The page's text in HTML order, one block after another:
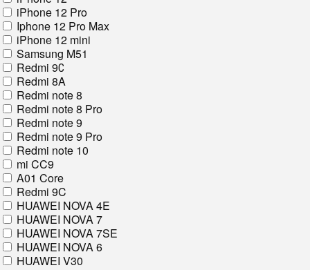
iPhone 12 Pro
Iphone 12 Pro Max
iPhone 12 mini
Samsung M51
Redmi 9С
Redmi 8A
Redmi note 8
Redmi note 8 Pro
Redmi note 9
Redmi note 9 Pro
Redmi note 10
mi CC9
A01 Core
Redmi 9C
HUAWEI NOVA 4E
HUAWEI NOVA 7
HUAWEI NOVA 7SE
HUAWEI NOVA 6
HUAWEI V30